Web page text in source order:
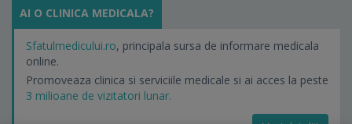
AI O CLINICA MEDICALA?
Sfatulmedicului.ro, principala sursa de informare medicala
online.
Promoveaza clinica si serviciile medicale si ai acces la peste
3 milioane de vizitatori lunar.